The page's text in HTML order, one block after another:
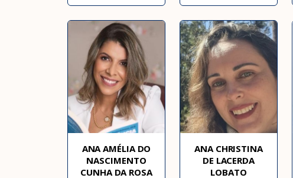
ANA AMÉLIA DO
NASCIMENTO
CUNHA DA ROSA
ANA CHRISTINA
DE LACERDA
LOBATO